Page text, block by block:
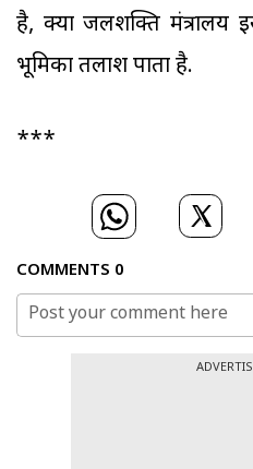
है, क्या जलशक्ति
भूमिका तलाश पाता है.
***
COMMENTS 0